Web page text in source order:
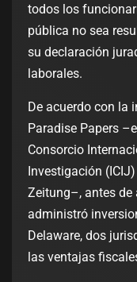
todos los
pública no sea
su declaración
laborales.
De acuerdo con la
Paradise Papers
Consorcio
Investigación
Zeitung–, antes de
administró
Delaware, dos
las ventajas